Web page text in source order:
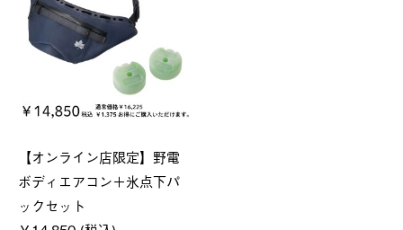
【オンライン店限定】野電
ボディエアコン＋氷点下パ
ックセット